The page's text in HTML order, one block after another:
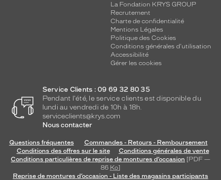
La Fondation KRYS GROUP
Recrutement
Charte de confidentialité
Mentions Légales
Politique des Cookies
Conditions générales d'utilisation
Accessibilité
Gérer les cookies
Service Clients : 09 69 32 80 35
Pendant l'été, le service clients est disponible du
lundi au vendredi de 10h à 18h.
serviceclients@krys.com
Nous contacter
Questions fréquentes
Commandes - Retours - Remboursement
Conditions des offres sur le site
Conditions générales de vente
Conditions particulières de reprise de montures d’occasion [PDF —
86 Ko]
Reprise de montures d’occasion - Liste des magasins participants